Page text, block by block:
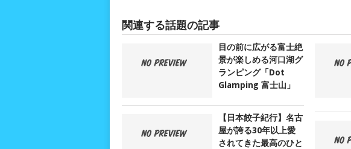
関連する話題の記事
目の前に広がる富士絶
景が楽しめる河口湖グ
ランピング「Dot
Glamping 富士山」
【日本餃子紀行】名古
屋が誇る30年以上愛
されてきた最高のひと